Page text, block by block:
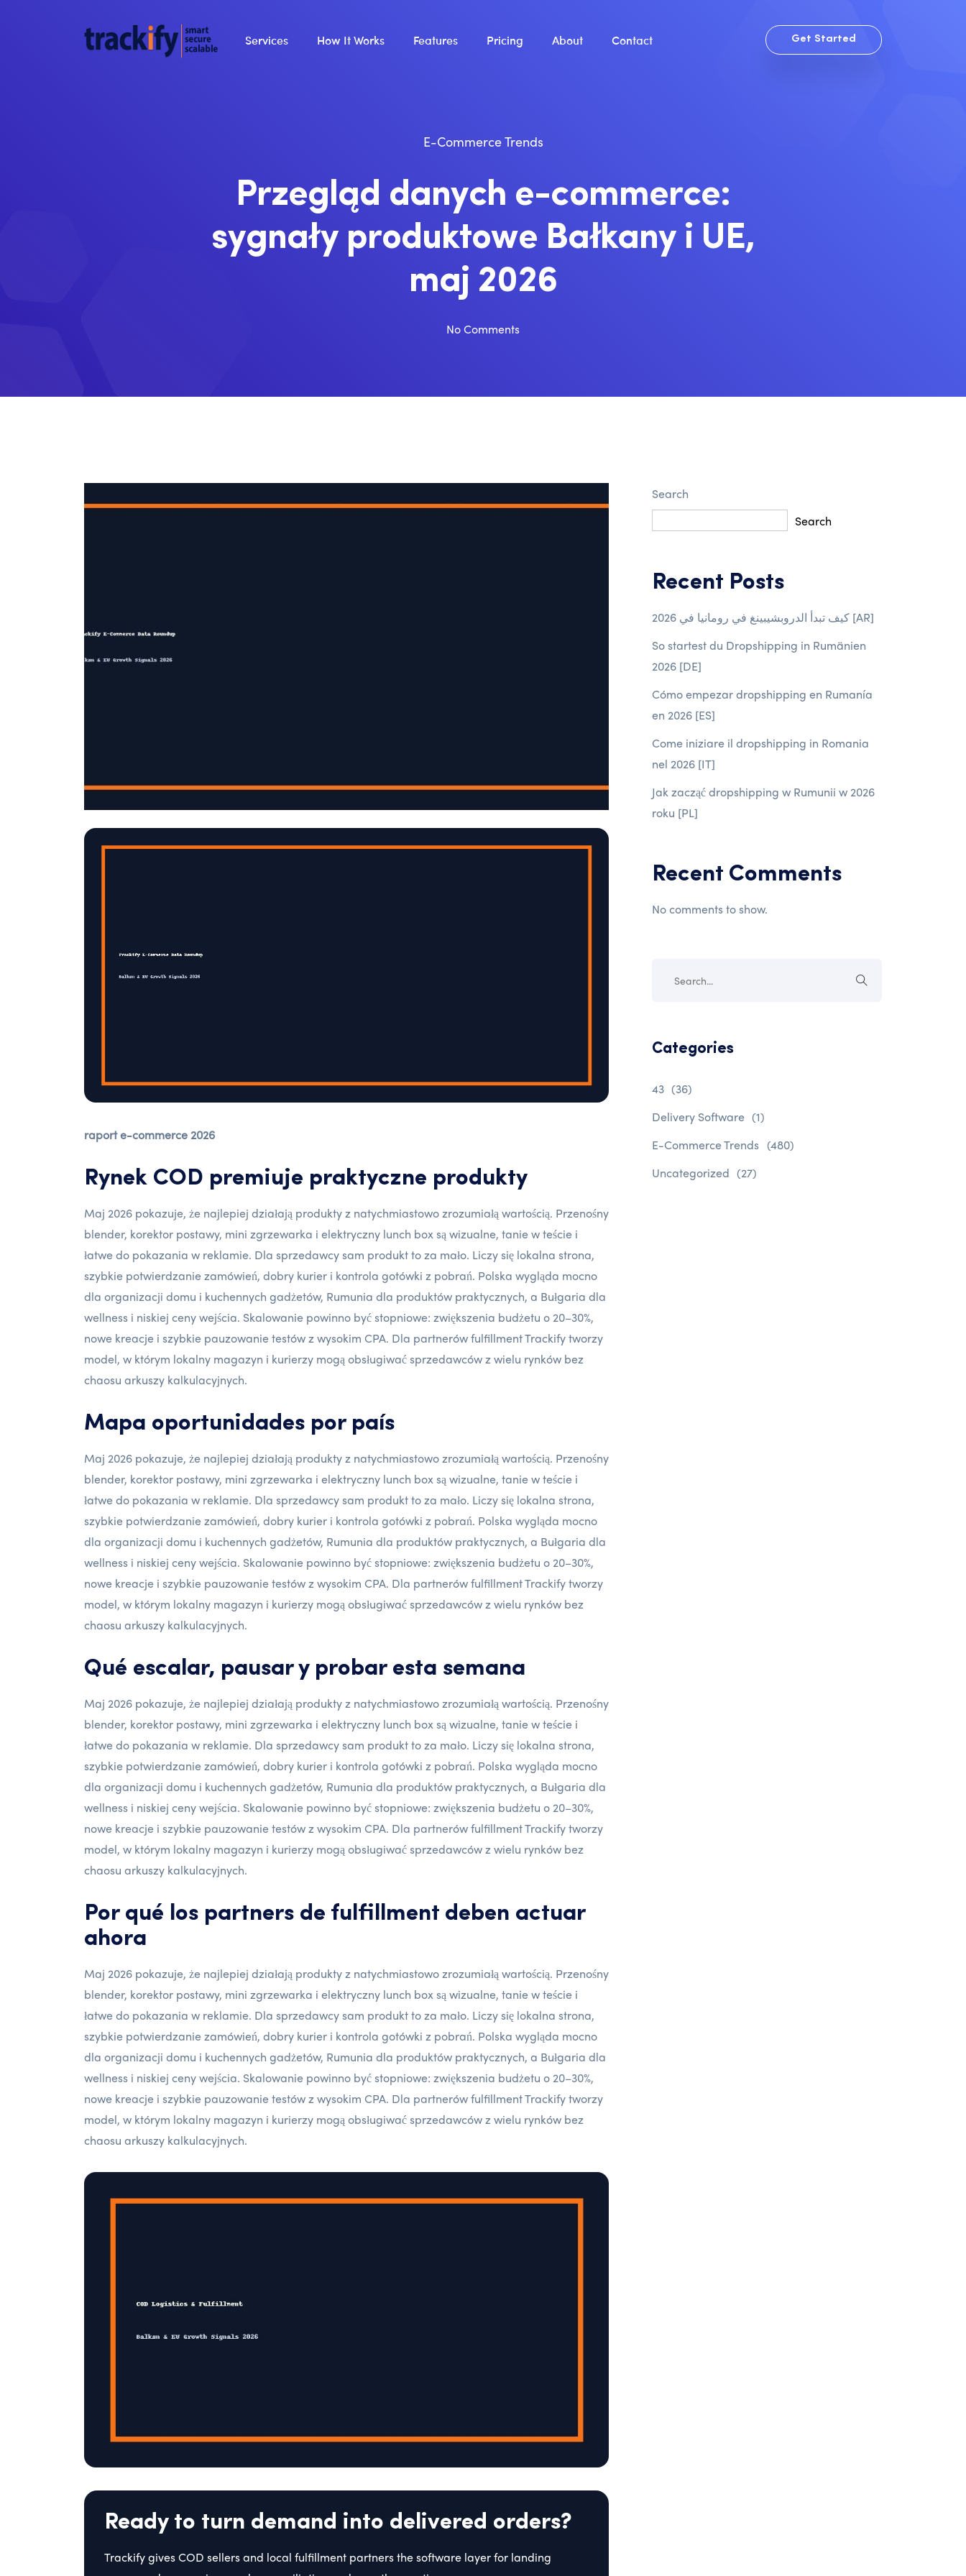
Services How It Works Features Pricing About Contact Get Started
E-Commerce Trends
Przegląd danych e-commerce:
sygnały produktowe Bałkany i UE,
maj 2026
No Comments
raport e-commerce 2026
Rynek COD premiuje praktyczne produkty
Maj 2026 pokazuje, że najlepiej działają produkty z natychmiastowo zrozumiałą wartością. Przenośny
blender, korektor postawy, mini zgrzewarka i elektryczny lunch box są wizualne, tanie w teście i
łatwe do pokazania w reklamie. Dla sprzedawcy sam produkt to za mało. Liczy się lokalna strona,
szybkie potwierdzanie zamówień, dobry kurier i kontrola gotówki z pobrań. Polska wygląda mocno
dla organizacji domu i kuchennych gadżetów, Rumunia dla produktów praktycznych, a Bułgaria dla
wellness i niskiej ceny wejścia. Skalowanie powinno być stopniowe: zwiększenia budżetu o 20–30%,
nowe kreacje i szybkie pauzowanie testów z wysokim CPA. Dla partnerów fulfillment Trackify tworzy
model, w którym lokalny magazyn i kurierzy mogą obsługiwać sprzedawców z wielu rynków bez
chaosu arkuszy kalkulacyjnych.
Mapa oportunidades por país
Maj 2026 pokazuje, że najlepiej działają produkty z natychmiastowo zrozumiałą wartością. Przenośny
blender, korektor postawy, mini zgrzewarka i elektryczny lunch box są wizualne, tanie w teście i
łatwe do pokazania w reklamie. Dla sprzedawcy sam produkt to za mało. Liczy się lokalna strona,
szybkie potwierdzanie zamówień, dobry kurier i kontrola gotówki z pobrań. Polska wygląda mocno
dla organizacji domu i kuchennych gadżetów, Rumunia dla produktów praktycznych, a Bułgaria dla
wellness i niskiej ceny wejścia. Skalowanie powinno być stopniowe: zwiększenia budżetu o 20–30%,
nowe kreacje i szybkie pauzowanie testów z wysokim CPA. Dla partnerów fulfillment Trackify tworzy
model, w którym lokalny magazyn i kurierzy mogą obsługiwać sprzedawców z wielu rynków bez
chaosu arkuszy kalkulacyjnych.
Qué escalar, pausar y probar esta semana
Maj 2026 pokazuje, że najlepiej działają produkty z natychmiastowo zrozumiałą wartością. Przenośny
blender, korektor postawy, mini zgrzewarka i elektryczny lunch box są wizualne, tanie w teście i
łatwe do pokazania w reklamie. Dla sprzedawcy sam produkt to za mało. Liczy się lokalna strona,
szybkie potwierdzanie zamówień, dobry kurier i kontrola gotówki z pobrań. Polska wygląda mocno
dla organizacji domu i kuchennych gadżetów, Rumunia dla produktów praktycznych, a Bułgaria dla
wellness i niskiej ceny wejścia. Skalowanie powinno być stopniowe: zwiększenia budżetu o 20–30%,
nowe kreacje i szybkie pauzowanie testów z wysokim CPA. Dla partnerów fulfillment Trackify tworzy
model, w którym lokalny magazyn i kurierzy mogą obsługiwać sprzedawców z wielu rynków bez
chaosu arkuszy kalkulacyjnych.
Por qué los partners de fulfillment deben actuar
ahora
Maj 2026 pokazuje, że najlepiej działają produkty z natychmiastowo zrozumiałą wartością. Przenośny
blender, korektor postawy, mini zgrzewarka i elektryczny lunch box są wizualne, tanie w teście i
łatwe do pokazania w reklamie. Dla sprzedawcy sam produkt to za mało. Liczy się lokalna strona,
szybkie potwierdzanie zamówień, dobry kurier i kontrola gotówki z pobrań. Polska wygląda mocno
dla organizacji domu i kuchennych gadżetów, Rumunia dla produktów praktycznych, a Bułgaria dla
wellness i niskiej ceny wejścia. Skalowanie powinno być stopniowe: zwiększenia budżetu o 20–30%,
nowe kreacje i szybkie pauzowanie testów z wysokim CPA. Dla partnerów fulfillment Trackify tworzy
model, w którym lokalny magazyn i kurierzy mogą obsługiwać sprzedawców z wielu rynków bez
chaosu arkuszy kalkulacyjnych.
Ready to turn demand into delivered orders?
Trackify gives COD sellers and local fulfillment partners the software layer for landing
Search
Search
Recent Posts
كيف تبدأ الدروبشيبينغ في رومانيا في 2026 [AR]
So startest du Dropshipping in Rumänien
2026 [DE]
Cómo empezar dropshipping en Rumanía
en 2026 [ES]
Come iniziare il dropshipping in Romania
nel 2026 [IT]
Jak zacząć dropshipping w Rumunii w 2026
roku [PL]
Recent Comments
No comments to show.
Categories
43 (36)
Delivery Software (1)
E-Commerce Trends (480)
Uncategorized (27)